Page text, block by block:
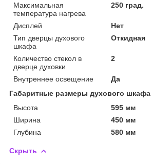
Максимальная
температура нагрева
250 град.
Дисплей
Нет
Тип дверцы духового
шкафа
Откидная
Количество стекол в
дверце духовки
2
Внутреннее освещение
Да
Габаритные размеры духового шкафа
Высота
595 мм
Ширина
450 мм
Глубина
580 мм
Скрыть